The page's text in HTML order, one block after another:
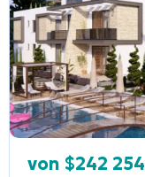
von $242 254